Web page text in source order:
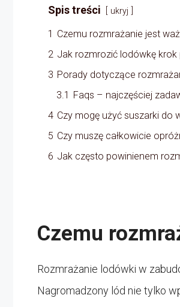
Spis treści ukryj
1 Czemu rozmrażanie jest
2 Jak rozmrozić lodówkę krok
3 Porady dotyczące
3.1 Faqs – najczęściej
4 Czy mogę użyć suszarki do
5 Czy muszę całkowicie
6 Jak często powinienem
Czemu
Rozmrażanie lodówki w
Nagromadzony lód nie tylko